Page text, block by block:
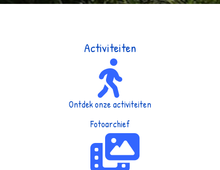
Activiteiten
Ontdek onze activiteiten
Fotoarchief